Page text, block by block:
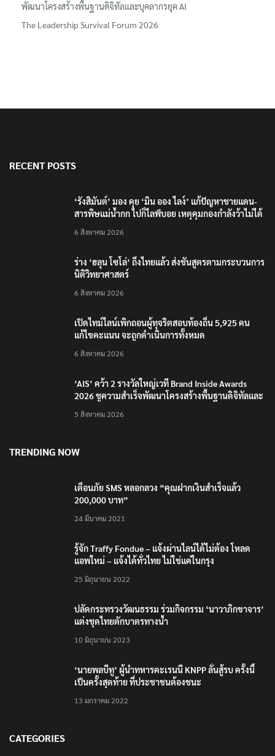
พัฒนาโครงสร้างพื้นฐานดิจิทัลและบุคลากรยุค AI
The Leadership Survival Forum 2026
RECENT POSTS
‘รังสิมันต์’ มอง คุย ‘มิน ออง ไลง์’ แก้ปัญหาชายแดน-
สารพิษแม่น้ำกก ไปก็ไลฟ์บอย เหตุคุมกองกำลังว้าไม่ได้
6 สิงหาคม 2026
ร่าง ‘ฮลุน โซโล่’ ถึงไทยแล้ว ส่งชันสูตรตามกระบวนการ
นิติวิทยาศาสตร์
6 สิงหาคม 2026
เปิดไทม์ไลน์เพิกถอนผู้ทุจริตสอบท้องถิ่น 5,925 คน
แก้ไขคะแนน จะถูกดำเนินการทั้งหมด
6 สิงหาคม 2026
‘AIS’ คว้า 2 รางวัลใหญ่เวที Brand Inside Awards
2026 ชูความสำเร็จพัฒนาโครงสร้างพื้นฐานดิจิทัลและ
5 สิงหาคม 2026
TRENDING NOW
เตือนภัย SMS หลอกลวง “คุณฝากเงินสำเร็จแล้ว
200,000 บาท”
24 มีนาคม 2021
รู้จัก Traffy Fondue – แจ้งผ่านไลน์ได้ไม่ต้อง โหลด
แอพใหม่ – แจ้งได้ทั่วไทย ไม่ใช่แค่ในกรุง
25 มิถุนายน 2022
ปลัดกระทรวงวัฒนธรรม ร่วมกิจกรรม ‘นาวาภิกขาจาร’
แต่งชุดไทยตักบาตรทางน้ำ
10 มิถุนายน 2023
‘นายพลบีทู’ ผู้นำทหารคะเรนนี KNPP ลั่นสู้รบ ครั้งนี้
เป็นครั้งสุดท้าย ที่ประชาชนต้องชนะ
13 มกราคม 2022
CATEGORIES